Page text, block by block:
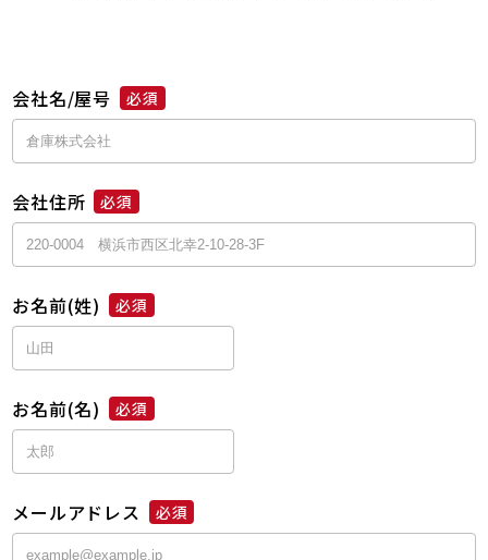
会社名/屋号 必須
会社住所 必須
お名前(姓) 必須
お名前(名) 必須
メールアドレス 必須